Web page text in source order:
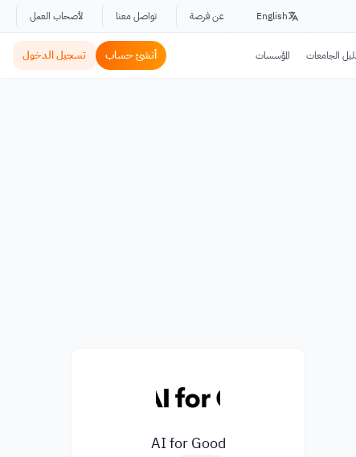
English عن فرصة تواصل معنا لأصحاب العمل
الجامعات المؤسسات أنشئ حساب تسجيل الدخول
AI for Good